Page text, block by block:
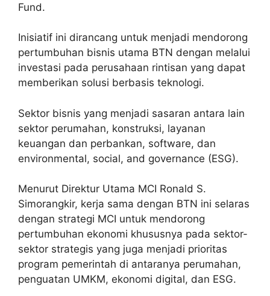
Fund.
Inisiatif ini dirancang untuk menjadi mendorong
pertumbuhan bisnis utama BTN dengan melalui
investasi pada perusahaan rintisan yang dapat
memberikan solusi berbasis teknologi.
Sektor bisnis yang menjadi sasaran antara lain
sektor perumahan, konstruksi, layanan
keuangan dan perbankan, software, dan
environmental, social, and governance (ESG).
Menurut Direktur Utama MCI Ronald S.
Simorangkir, kerja sama dengan BTN ini selaras
dengan strategi MCI untuk mendorong
pertumbuhan ekonomi khususnya pada sektor-
sektor strategis yang juga menjadi prioritas
program pemerintah di antaranya perumahan,
penguatan UMKM, ekonomi digital, dan ESG.